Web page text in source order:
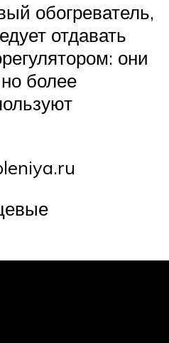
обогреватель,
отдавать
они
более